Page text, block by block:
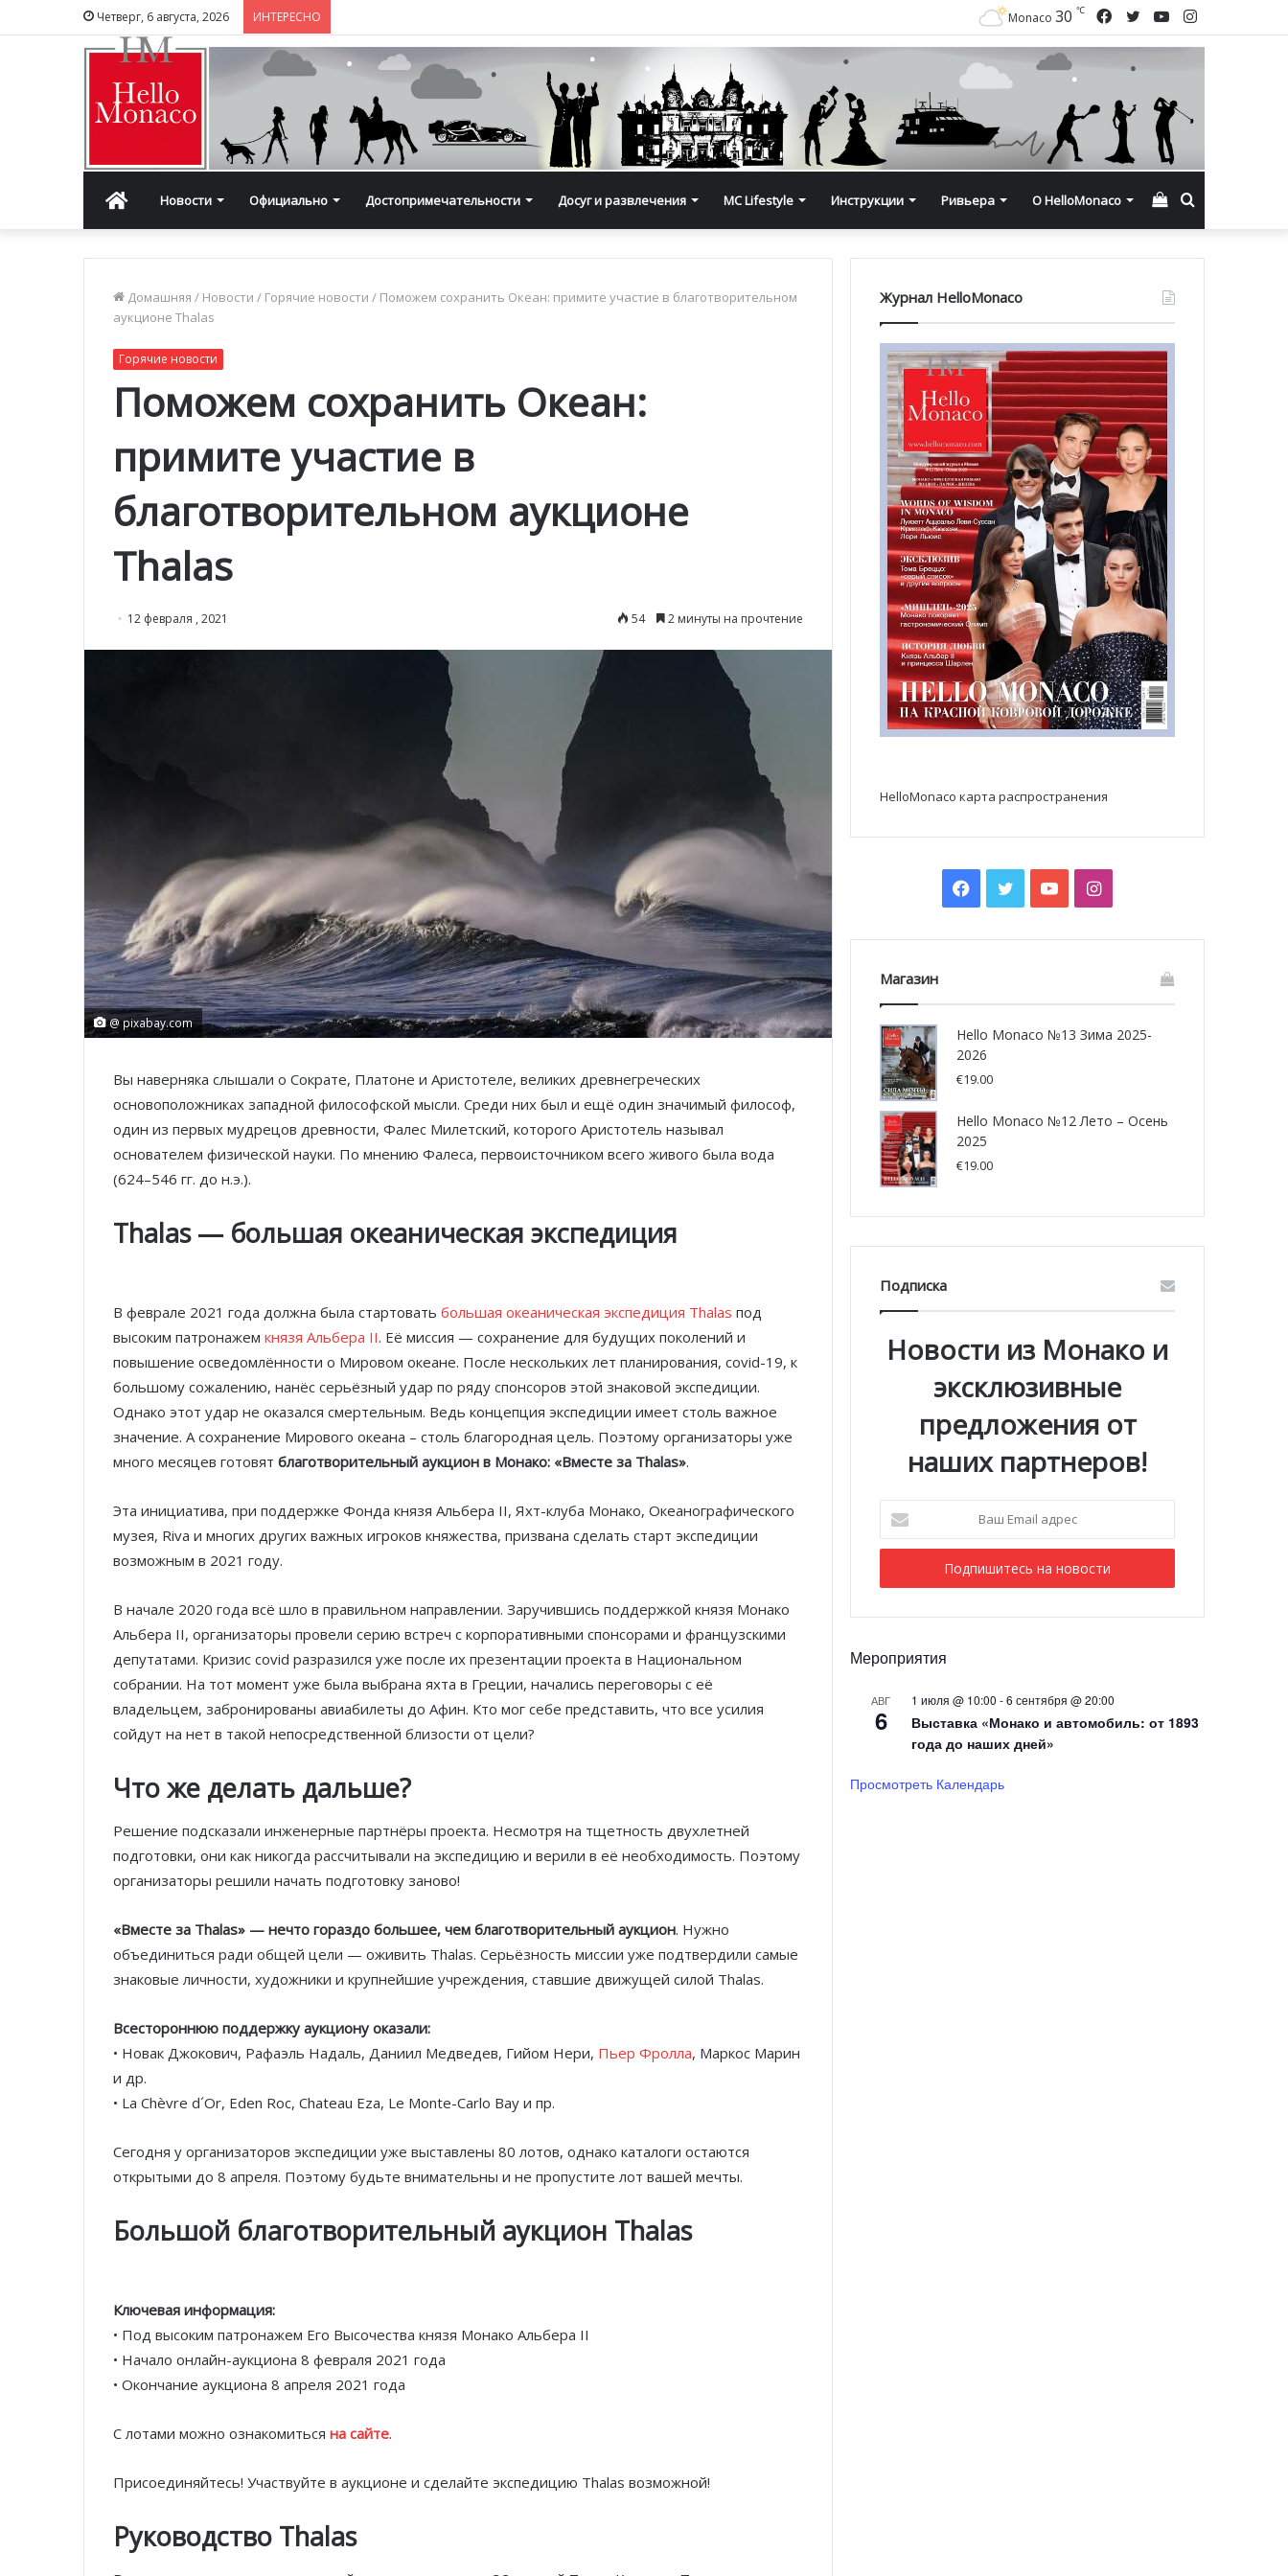
Четверг, 6 августа, 2026 ИНТЕРЕСНО Instagram
YouTube
Twitter
Facebook
Monaco 30 ℃
ГлавнаяНовости Официально Достопримечательности Досуг и развлечения MC Lifestyle Инструкции Ривьера О HelloMonaco Смотреть
корзину
Домашняя / Новости / Горячие новости / Поможем сохранить Океан: примите участие в благотворительном
аукционе Thalas
Горячие новости
Поможем сохранить Океан:
примите участие в
благотворительном аукционе
Thalas
12 февраля , 2021 54 2 минуты на прочтение
@ pixabay.com
Вы наверняка слышали о Сократе, Платоне и Аристотеле, великих древнегреческих
основоположниках западной философской мысли. Среди них был и ещё один значимый философ,
один из первых мудрецов древности, Фалес Милетский, которого Аристотель называл
основателем физической науки. По мнению Фалеса, первоисточником всего живого была вода
(624–546 гг. до н.э.).
Thalas — большая океаническая экспедиция
В феврале 2021 года должна была стартовать большая океаническая экспедиция Thalas под
высоким патронажем князя Альбера II. Её миссия — сохранение для будущих поколений и
повышение осведомлённости о Мировом океане. После нескольких лет планирования, сovid-19, к
большому сожалению, нанёс серьёзный удар по ряду спонсоров этой знаковой экспедиции.
Однако этот удар не оказался смертельным. Ведь концепция экспедиции имеет столь важное
значение. А сохранение Мирового океана – столь благородная цель. Поэтому организаторы уже
много месяцев готовят благотворительный аукцион в Монако: «Вместе за Thalas».
Эта инициатива, при поддержке Фонда князя Альбера II, Яхт-клуба Монако, Океанографического
музея, Riva и многих других важных игроков княжества, призвана сделать старт экспедиции
возможным в 2021 году.
В начале 2020 года всё шло в правильном направлении. Заручившись поддержкой князя Монако
Альбера II, организаторы провели серию встреч с корпоративными спонсорами и французскими
депутатами. Кризис сovid разразился уже после их презентации проекта в Национальном
собрании. На тот момент уже была выбрана яхта в Греции, начались переговоры с её
владельцем, забронированы авиабилеты до Афин. Кто мог себе представить, что все усилия
сойдут на нет в такой непосредственной близости от цели?
Что же делать дальше?
Решение подсказали инженерные партнёры проекта. Несмотря на тщетность двухлетней
подготовки, они как никогда рассчитывали на экспедицию и верили в её необходимость. Поэтому
организаторы решили начать подготовку заново!
«Вместе за Thalas» — нечто гораздо большее, чем благотворительный аукцион. Нужно
объединиться ради общей цели — оживить Thalas. Серьёзность миссии уже подтвердили самые
знаковые личности, художники и крупнейшие учреждения, ставшие движущей силой Thalas.
Всестороннюю поддержку аукциону оказали:
• Новак Джокович, Рафаэль Надаль, Даниил Медведев, Гийом Нери, Пьер Фролла, Маркос Марин
и др.
• La Chèvre d´Or, Eden Roc, Chateau Eza, Le Monte-Carlo Bay и пр.
Сегодня у организаторов экспедиции уже выставлены 80 лотов, однако каталоги остаются
открытыми до 8 апреля. Поэтому будьте внимательны и не пропустите лот вашей мечты.
Большой благотворительный аукцион Thalas
Ключевая информация:
• Под высоким патронажем Его Высочества князя Монако Альбера II
• Начало онлайн-аукциона 8 февраля 2021 года
• Окончание аукциона 8 апреля 2021 года
С лотами можно ознакомиться на сайте.
Присоединяйтесь! Участвуйте в аукционе и сделайте экспедицию Thalas возможной!
Руководство Thalas
Журнал HelloMonaco
HelloMonaco карта распространения
Facebook
TwitterYouTubeInstagram
Магазин
Hello Monaco №13 Зима 2025-
2026
€19.00
Hello Monaco №12 Лето – Осень
2025
€19.00
Подписка
Новости из Монако и
эксклюзивные
предложения от
наших партнеров!
Email
адрес
Мероприятия
АВГ
6
1 июля @ 10:00 -6 сентября @ 20:00
Выставка «Монако и автомобиль: от 1893
года до наших дней»
Просмотреть Календарь